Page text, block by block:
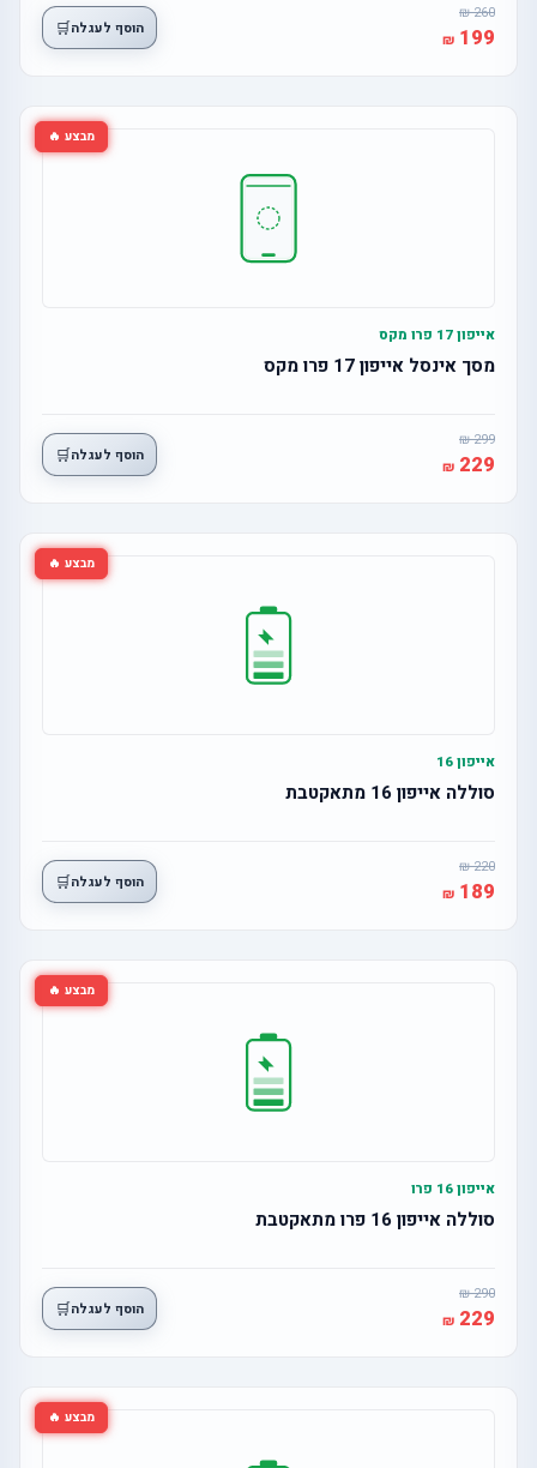
260
199 הוסף לעגלה🛒
מבצע 🔥
אייפון 17 פרו מקס
מסך אינסל אייפון 17 פרו מקס
299
229 הוסף לעגלה🛒
מבצע 🔥
אייפון 16
סוללה אייפון 16 מתאקטבת
220
189 הוסף לעגלה🛒
מבצע 🔥
אייפון 16 פרו
סוללה אייפון 16 פרו מתאקטבת
290
229 הוסף לעגלה🛒
מבצע 🔥